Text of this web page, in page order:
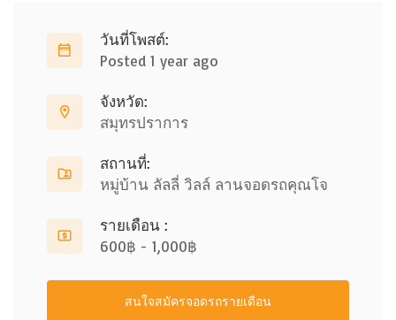
วันที่โพสต์:
Posted 1 year ago
จังหวัด:
สมุทรปราการ
สถานที่:
หมู่บ้าน ลัลลี่ วิลล์ ลานจอดรถคุณโจ
รายเดือน :
600฿ - 1,000฿
สนใจสมัครจอดรถรายเดือน